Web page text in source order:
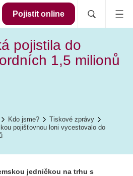
Pojistit online
pojistila do
1,5 milionů
Kdo jsme?
Tiskové zprávy
pojišťovnou loni vycestovalo do
jedničkou na trhu s